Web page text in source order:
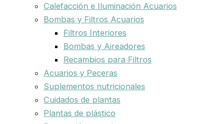
Calefacción e Iluminación Acuarios
Bombas y Filtros Acuarios
Filtros Interiores
Bombas y Aireadores
Recambios para Filtros
Acuarios y Peceras
Suplementos nutricionales
Cuidados de plantas
Plantas de plástico